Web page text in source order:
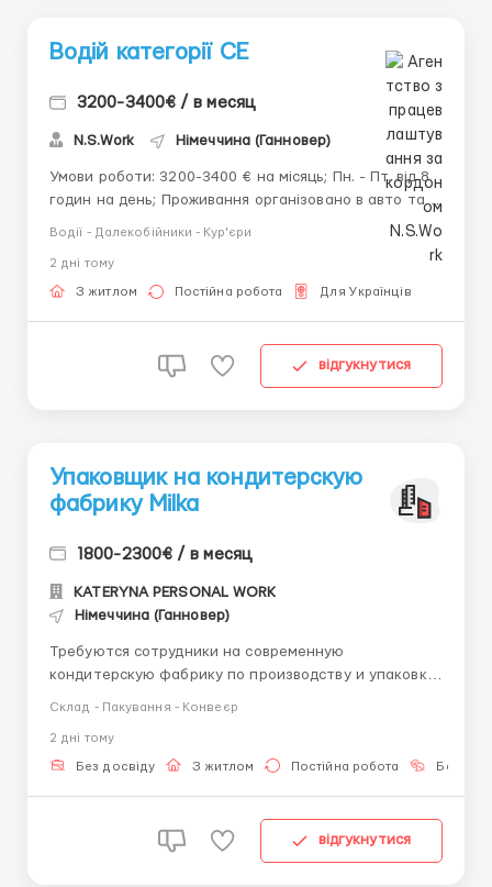
Водій категорії CE
3200-3400€ / в месяц
N.S.Work Німеччина (Ганновер)
Умови роботи: 3200-3400 € на місяць; Пн. - Пт. від 8
годин на день; Проживання організовано в авто та
на базі безкоштовно. Вимоги: Досвід обов'язковий;
Польська робоча віза, Карта побиту, ПМЖ ЄС, UKR
Pesel; Права категорії CE + 95 ...
Водії - Далекобійники - Кур'єри
2 днi тому
З житлом Постійна робота Для Українців
відгукнутися
Упаковщик на кондитерскую
фабрику Milka
1800-2300€ / в месяц
KATERYNA PERSONAL WORK
Німеччина (Ганновер)
Требуются сотрудники на современную
кондитерскую фабрику по производству и упаковке
современным оборудованием. Контактный номер:
+380733338354 - менеджер Дарина (+Viber, Telegram)
Склад - Пакування - Конвеєр
2 днi тому
Без досвіду З житлом Постійна робота Без
відгукнутися